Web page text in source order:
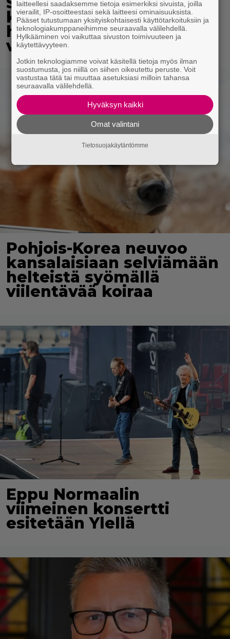
kukoistaa – vähäpukeista
hempeilyä ja leveitä
virnistyksiä laiturilla
Pohjois-Korea neuvoo
kansalaisiaan selviämään
helteistä syömällä
viilentävää koiraa
Eppu Normaalin
viimeinen konsertti
esitetään Ylellä
laitteellesi saadaksemme tietoja esimerkiksi sivuista, joilla
vierailit, IP-osoitteestasi sekä laitteesi ominaisuuksista.
Pääset tutustumaan yksityiskohtaisesti käyttötarkoituksiin ja
teknologiakumppaneihimme seuraavalla välilehdellä.
Hylkääminen voi vaikuttaa sivuston toimivuuteen ja
käytettävyyteen.
Jotkin teknologiamme voivat käsitellä tietoja myös ilman
suostumusta, jos niillä on siihen oikeutettu peruste. Voit
vastustaa tätä tai muuttaa asetuksiasi milloin tahansa
seuraavalla välilehdellä.
Hyväksyn kaikki
Omat valintani
Tietosuojakäytäntömme